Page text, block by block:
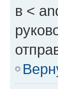
в <